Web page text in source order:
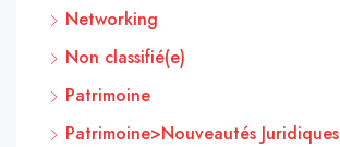
Networking
Non classifié(e)
Patrimoine
Patrimoine>Nouveautés Juridiques